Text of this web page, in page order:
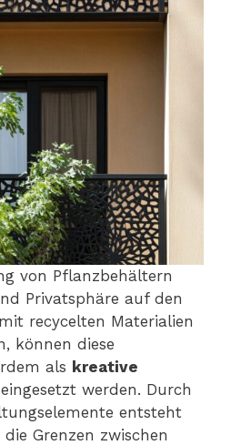
von Pflanzbehältern
Privatsphäre auf den
recycelten Materialien
können diese
als kreative
eingesetzt werden. Durch
entsteht
Grenzen zwischen